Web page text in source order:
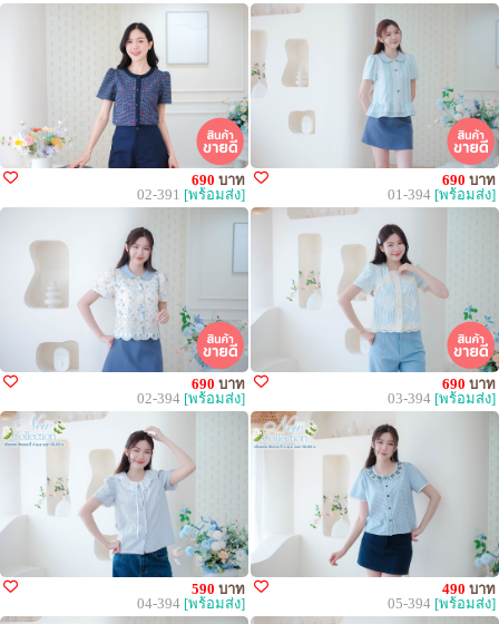
690 บาท
02-391 [พร้อมส่ง]
690 บาท
01-394 [พร้อมส่ง]
690 บาท
02-394 [พร้อมส่ง]
690 บาท
03-394 [พร้อมส่ง]
590 บาท
04-394 [พร้อมส่ง]
490 บาท
05-394 [พร้อมส่ง]